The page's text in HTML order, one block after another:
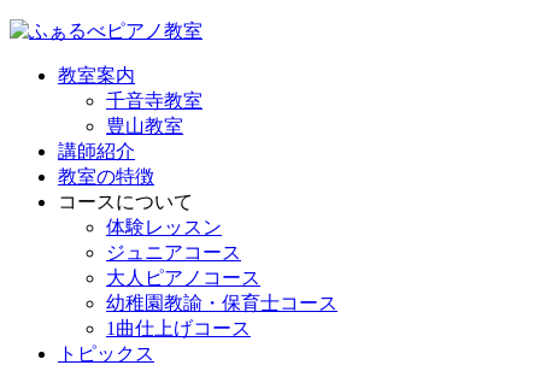
教室案内
千音寺教室
豊山教室
講師紹介
教室の特徴
コースについて
体験レッスン
ジュニアコース
大人ピアノコース
幼稚園教諭・保育士コース
1曲仕上げコース
トピックス